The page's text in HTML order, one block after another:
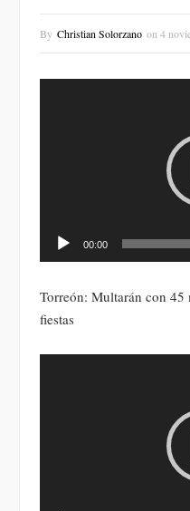
By Christian Solorzano on 4
00:00
Torreón: Multarán con 45
fiestas